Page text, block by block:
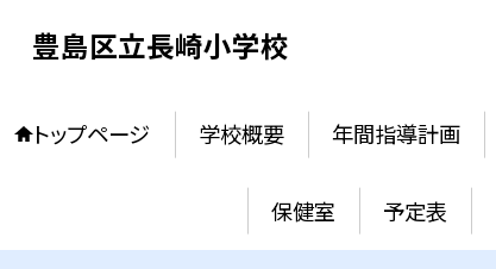
豊島区立長崎小学校
トップページ 学校概要 年間指導計画
保健室 予定表